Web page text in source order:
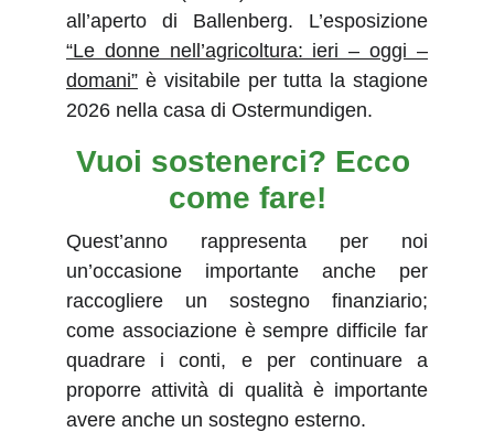
all’aperto di Ballenberg. L’esposizione
“Le donne nell’agricoltura: ieri – oggi –
domani” è visitabile per tutta la stagione
2026 nella casa di Ostermundigen.
Vuoi sostenerci? Ecco
come fare!
Quest’anno rappresenta per noi
un’occasione importante anche per
raccogliere un sostegno finanziario;
come associazione è sempre difficile far
quadrare i conti, e per continuare a
proporre attività di qualità è importante
avere anche un sostegno esterno.